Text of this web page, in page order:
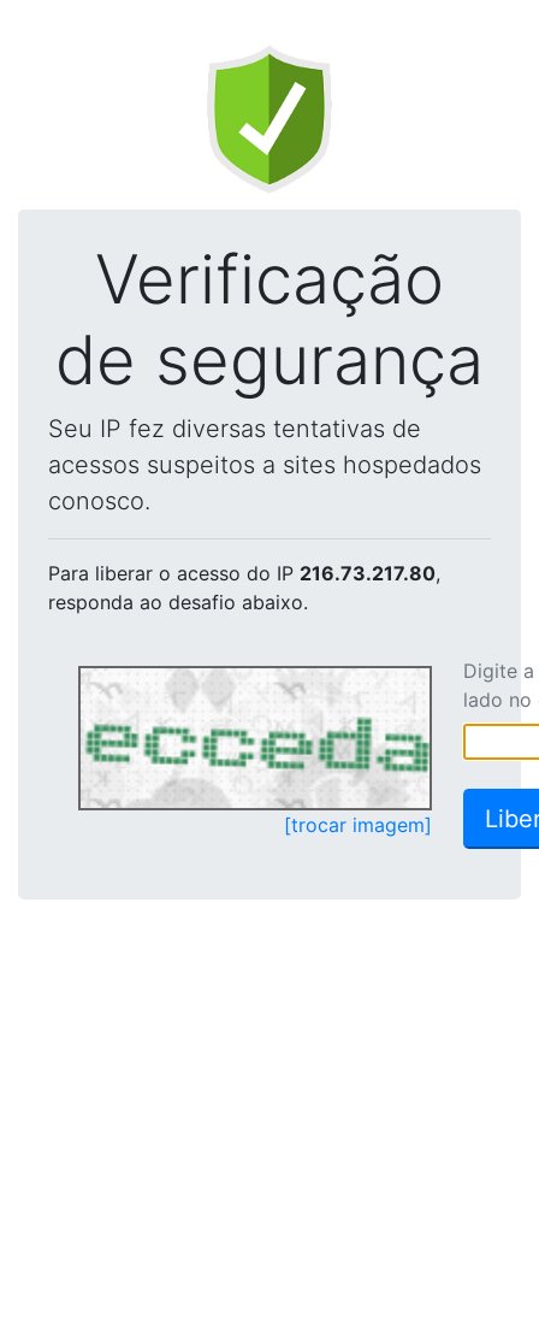
Verificação
de segurança
Seu IP fez diversas tentativas de
acessos suspeitos a sites hospedados
conosco.
Para liberar o acesso do IP 216.73.217.80,
responda ao desafio abaixo.
[trocar imagem]
Digite
lado no